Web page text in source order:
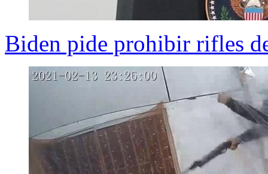
Biden pide prohibir rifles